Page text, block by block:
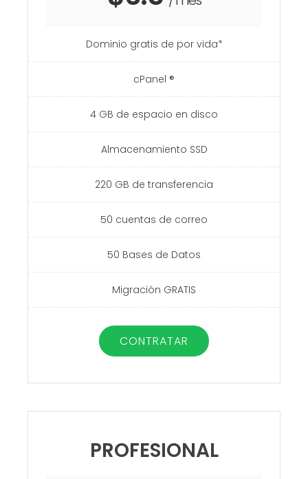
Dominio gratis de por vida*
cPanel ®
4 GB de espacio en disco
Almacenamiento SSD
220 GB de transferencia
50 cuentas de correo
50 Bases de Datos
Migración GRATIS
CONTRATAR
PROFESIONAL